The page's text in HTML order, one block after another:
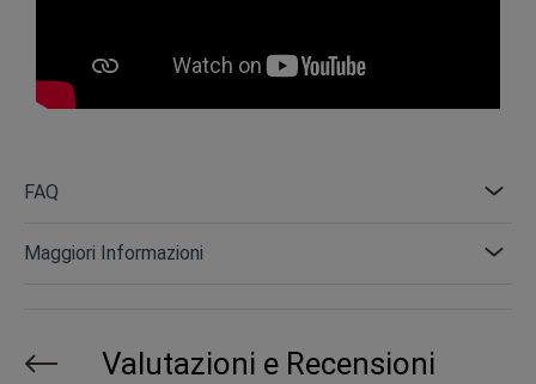
FAQ
Maggiori Informazioni
Valutazioni e Recensioni